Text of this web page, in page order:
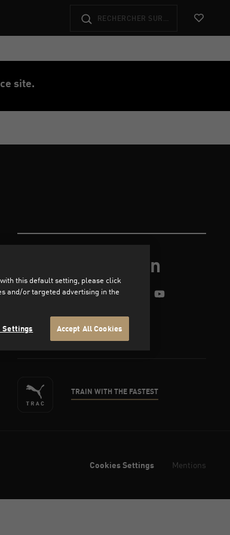
site.
More Inspiration
facebook
twitterinstagram
pinterestyoutube
TRAIN WITH THE FASTEST
Cookies Settings Mentions
this default setting, please click
and/or targeted advertising in the
Settings Accept All Cookies